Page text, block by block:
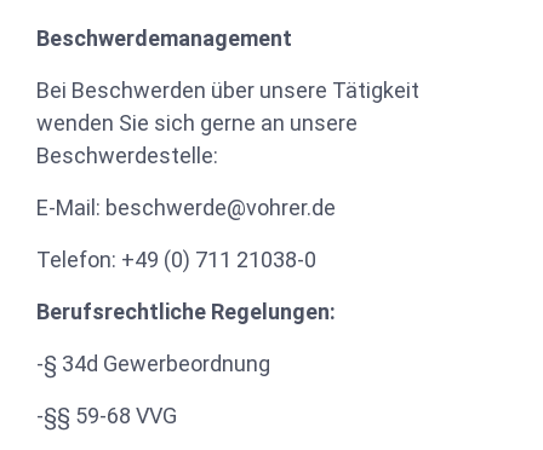
Beschwerdemanagement
Bei Beschwerden über unsere Tätigkeit
wenden Sie sich gerne an unsere
Beschwerdestelle:
E-Mail: beschwerde@vohrer.de
Telefon: +49 (0) 711 21038-0
Berufsrechtliche Regelungen:
-§ 34d Gewerbeordnung
-§§ 59-68 VVG